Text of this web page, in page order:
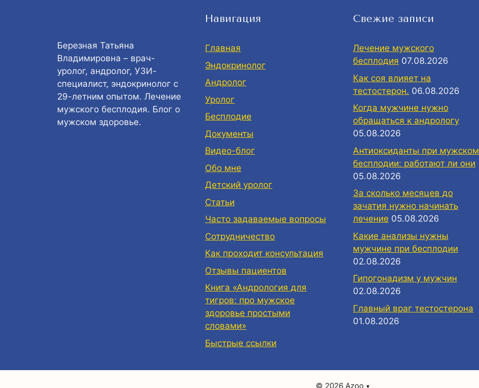
Березная Татьяна
Владимировна – врач-
уролог, андролог, УЗИ-
специалист, эндокринолог с
29-летним опытом. Лечение
мужского бесплодия. Блог о
мужском здоровье.
Навигация
Главная
Эндокринолог
Андролог
Уролог
Бесплодие
Документы
Видео-блог
Обо мне
Детский уролог
Статьи
Часто задаваемые вопросы
Сотрудничество
Как проходит консультация
Отзывы пациентов
Книга «Андрология для
тигров: про мужское
здоровье простыми
словами»
Быстрые ссылки
Свежие записи
Лечение мужского
бесплодия 07.08.2026
Как соя влияет на
тестостерон. 06.08.2026
Когда мужчине нужно
обращаться к андрологу
05.08.2026
Антиоксиданты при мужском
бесплодии: работают ли они
05.08.2026
За сколько месяцев до
зачатия нужно начинать
лечение 05.08.2026
Какие анализы нужны
мужчине при бесплодии
02.08.2026
Гипогонадизм у мужчин
02.08.2026
Главный враг тестостерона
01.08.2026
© 2026 Azoo •